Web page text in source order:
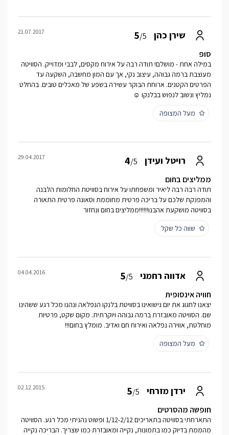
שירן כהן 5/5
21.07.2017
סופ
במילה אחת - מושלם! תודה רבה על אירוח מקסים, לבבי ומדוייק. הסוויטה
מעוצבת ברמה גבוהה, עיצוב נקי, אך עם המון מחשבה, השקעה עד
הפרטים הקטנים. ארוחת הבוקר עשירה בשפע של מאכלים טובים. בהחלט
נמליץ ונשוב לנפוש בבלנקו ☺
מעל המצופה
רויטל ועידן 4/5
29.04.2017
ממליצים בחום
תודה רבה רבה ליאיר ומשפחתו על אירוח בסוויטת החלומות הלבנה
והמפנקת שלכם על בריכה פרטית מחוממת וסאונה פרטית התאורה
בסוויטה מושקעת אהבנו!!!!!!ממליצים בחום ונחזור
שווה כל שקל
אדווה רחמני 5/5
04.04.2016
חוויה אינסופית
יצאנו לחגוג את יום נישואינו בסוויטת בלנקו הנפלאה ונהנו מכל רגע ששהינו
שם. הסוויטה מאובזרת ברמה גבוהה ויוקרתית. מקום שקט, פרטיות
מוחלטת, אווירה נפלאה ואירוח חם ואדיב. מומלץ בחום!!!
מעל המצופה
ירדן מזרחי 5/5
02.12.2015
חופשה מהסרטים
התארחתי בסוויטה בתאריכים 1/12-2/12 ופשוט נהניתי מכל רגע. הסוויטה
מהממת בדיוק כמו בתמונות, נקייה ומאובזרת כמו שצריך. הבריכה נקייה